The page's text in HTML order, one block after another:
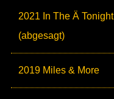
2021 In The Ä Tonight
(abgesagt)
2019 Miles & More